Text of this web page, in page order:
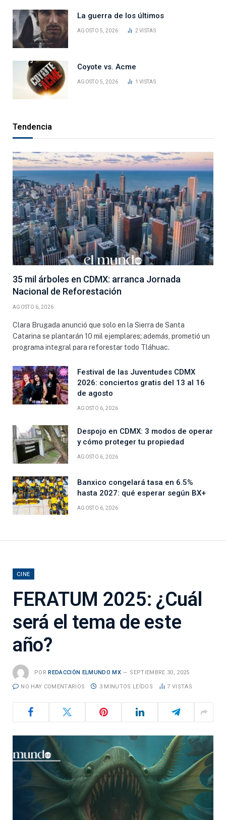
La guerra de los últimos
AGOSTO 5, 2026 2VISTAS
Coyote vs. Acme
AGOSTO 5, 2026 1VISTAS
Tendencia
35 mil árboles en CDMX: arranca Jornada
Nacional de Reforestación
AGOSTO 6, 2026
Clara Brugada anunció que solo en la Sierra de Santa
Catarina se plantarán 10 mil ejemplares; además, prometió un
programa integral para reforestar todo Tláhuac.
Festival de las Juventudes CDMX
2026: conciertos gratis del 13 al 16
de agosto
AGOSTO 6, 2026
Despojo en CDMX: 3 modos de operar
y cómo proteger tu propiedad
AGOSTO 6, 2026
Banxico congelará tasa en 6.5%
hasta 2027: qué esperar según BX+
AGOSTO 6, 2026
CINE
FERATUM 2025: ¿Cuál
será el tema de este
año?
POR REDACCIÓN ELMUNDO MX SEPTIEMBRE 30, 2025
NO HAY COMENTARIOS 3 MINUTOS LEÍDOS 7 VISTAS